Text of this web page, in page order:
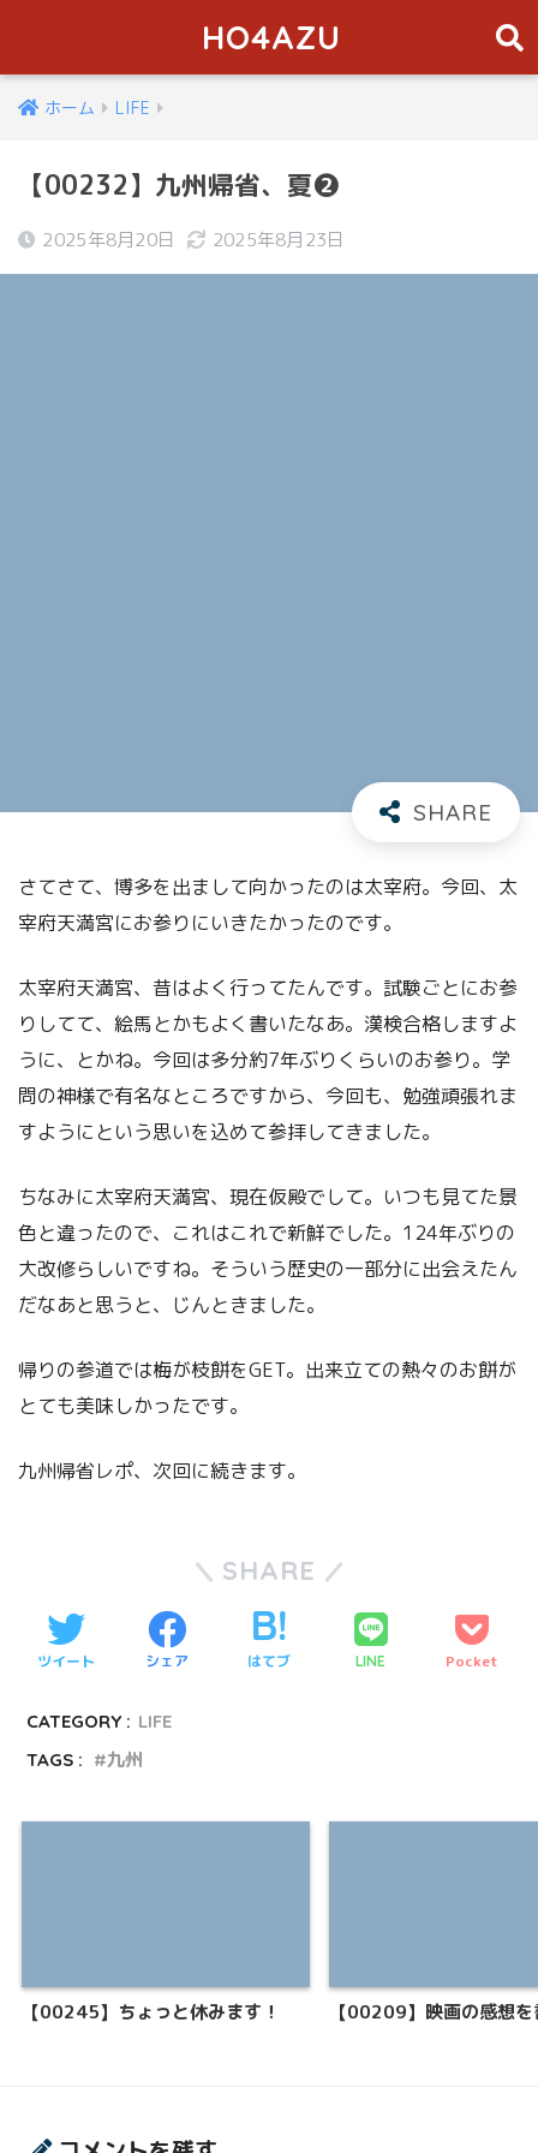
HO4AZU
ホーム LIFE
【00232】九州帰省、夏❷
2025年8月20日 2025年8月23日
さてさて、博多を出まして向かったのは太宰府。今回、太
宰府天満宮にお参りにいきたかったのです。
太宰府天満宮、昔はよく行ってたんです。試験ごとにお参
りしてて、絵馬とかもよく書いたなあ。漢検合格しますよ
うに、とかね。今回は多分約7年ぶりくらいのお参り。学
問の神様で有名なところですから、今回も、勉強頑張れま
すようにという思いを込めて参拝してきました。
ちなみに太宰府天満宮、現在仮殿でして。いつも見てた景
色と違ったので、これはこれで新鮮でした。124年ぶりの
大改修らしいですね。そういう歴史の一部分に出会えたん
だなあと思うと、じんときました。
帰りの参道では梅が枝餅をGET。出来立ての熱々のお餅が
とても美味しかったです。
九州帰省レポ、次回に続きます。
SHARE
ツイート シェア はてブ LINE Pocket
CATEGORY : LIFE
TAGS :
九州
【00245】ちょっと休みます！ 【00209】映画の感想